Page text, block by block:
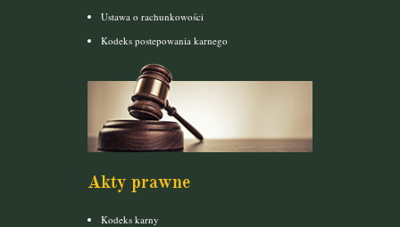
Ustawa o rachunkowości
Kodeks postepowania karnego
Akty prawne
Kodeks karny